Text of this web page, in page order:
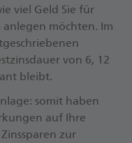
viel Geld Sie für
möchten. Im
von 6, 12
bleibt.
somit haben
auf Ihre
zur